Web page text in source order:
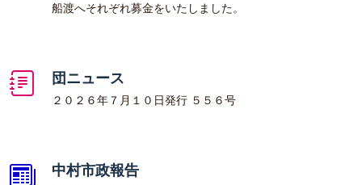
船渡へそれぞれ募金をいたしました。
団ニュース
２０２６年７月１０日発行 ５５６号
中村市政報告